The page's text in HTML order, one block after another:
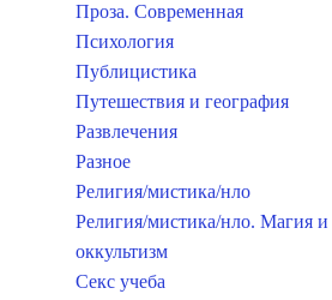
Проза. Современная
Психология
Публицистика
Путешествия и география
Развлечения
Разное
Религия/мистика/нло
Религия/мистика/нло. Магия и
оккультизм
Секс учеба